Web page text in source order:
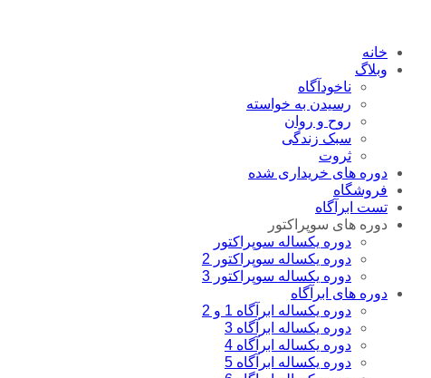
خانه
وبلاگ
ناخودآگاه
رسیدن به خواسته
روح و روان
سبک زندگی
ثروت
دوره های خریداری شده
فروشگاه
تست ابرآگاه
دوره های سوپراکتور
دوره یکساله سوپراکتور
دوره یکساله سوپراکتور 2
دوره یکساله سوپراکتور 3
دوره های ابرآگاه
دوره یکساله ابرآگاه 1 و 2
دوره یکساله ابرآگاه 3
دوره یکساله ابرآگاه 4
دوره یکساله ابرآگاه 5